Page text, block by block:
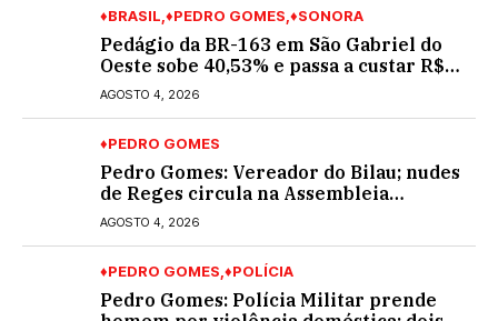
♦BRASIL ♦PEDRO GOMES ♦SONORA
Pedágio da BR-163 em São Gabriel do
Oeste sobe 40,53% e passa a custar R$
10,70 a partir desta quarta-feira
AGOSTO 4, 2026
♦PEDRO GOMES
Pedro Gomes: Vereador do Bilau; nudes
de Reges circula na Assembleia
Legislativa de MS e também na
governadoria
AGOSTO 4, 2026
♦PEDRO GOMES ♦POLÍCIA
Pedro Gomes: Polícia Militar prende